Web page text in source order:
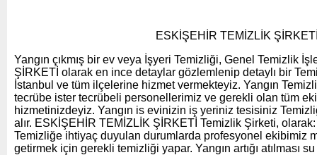
ESKİŞEHİR TEMİZLİK
Yangın çıkmış bir ev veya İşyeri Temizliği, Genel Temizlik
ŞİRKETİ olarak en ince detaylar gözlemlenip detaylı bir
İstanbul ve tüm ilçelerine hizmet vermekteyiz. Yangın
tecrübe ister tecrübeli personellerimiz ve gerekli olan tüm
hizmetinizdeyiz. Yangın is evinizin iş yeriniz tesisiniz
alır. ESKİŞEHİR TEMİZLİK ŞİRKETİ Temizlik Şirketi, olarak:
Temizliğe ihtiyaç duyulan durumlarda profesyonel ekibimiz
getirmek için gerekli temizliği yapar. Yangın artığı atılması